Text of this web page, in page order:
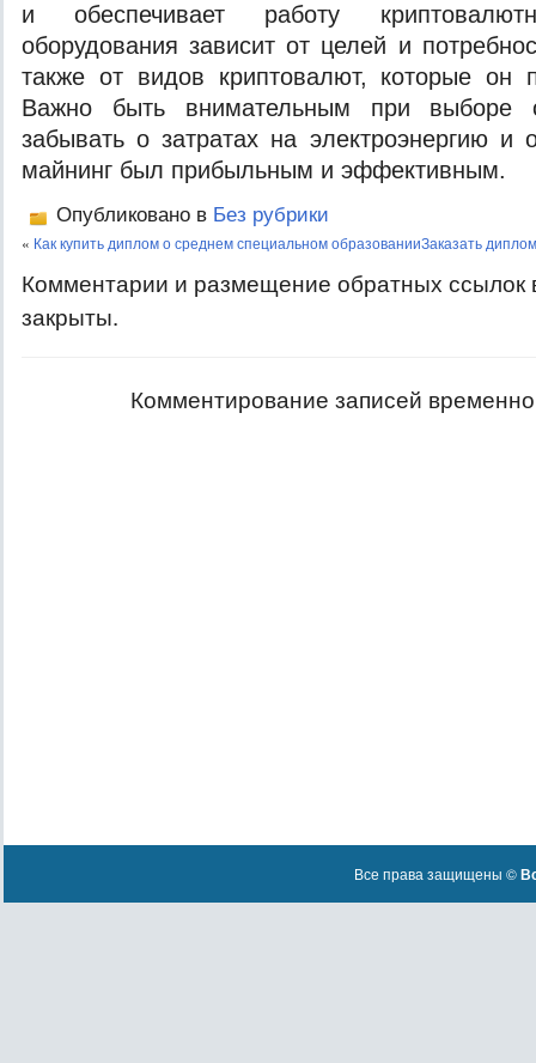
и обеспечивает работу
оборудования зависит от целей и
также от видов криптовалют, которые он
Важно быть внимательным при выборе
забывать о затратах на электроэнергию и
майнинг был прибыльным и эффективным.
Опубликовано в Без рубрики
« Как купить диплом о среднем специальном образованииЗаказать
Комментарии и размещение обратных ссылок
закрыты.
Комментирование записей
Все права защищены ©